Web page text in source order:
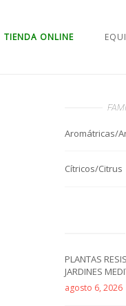
TIENDA ONLINE
Aromátricas/
Cítricos/Citrus
PLANTAS
JARDINES
agosto 6, 2026